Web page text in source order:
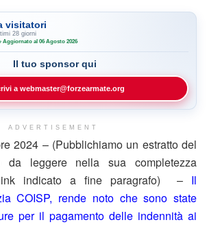
visitatori
28 giorni
·Aggiornato al 06 Agosto 2026
Il tuo sponsor qui
a webmaster@forzearmate.org
ADVERTISEMENT
2024 – (Pubblichiamo un estratto del
da leggere nella sua completezza
indicato a fine paragrafo) – Il
COISP, rende noto che sono state
per il pagamento delle indennità ai